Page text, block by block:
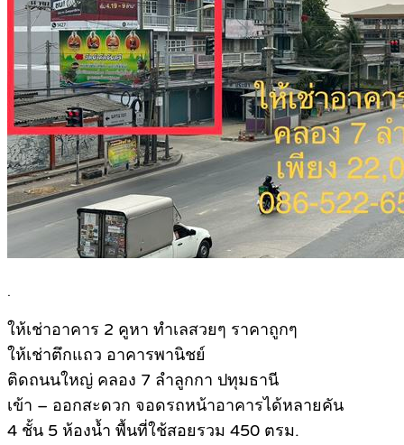
.
ให้เช่าอาคาร 2 คูหา ทำเลสวยๆ ราคาถูกๆ
ให้เช่าตึกแถว อาคารพานิชย์
ติดถนนใหญ่ คลอง 7 ลำลูกกา ปทุมธานี
เข้า – ออกสะดวก จอดรถหน้าอาคารได้หลายคัน
4 ชั้น 5 ห้องน้ำ พื้นที่ใช้สอยรวม 450 ตรม.